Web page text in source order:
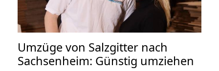
Umzüge von Salzgitter nach
Sachsenheim: Günstig umziehen